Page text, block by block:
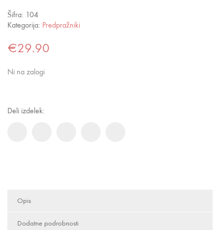
Šifra: 104
Kategorija: Predpražniki
€29.90
Ni na zalogi
Deli izdelek:
Opis
Dodatne podrobnosti